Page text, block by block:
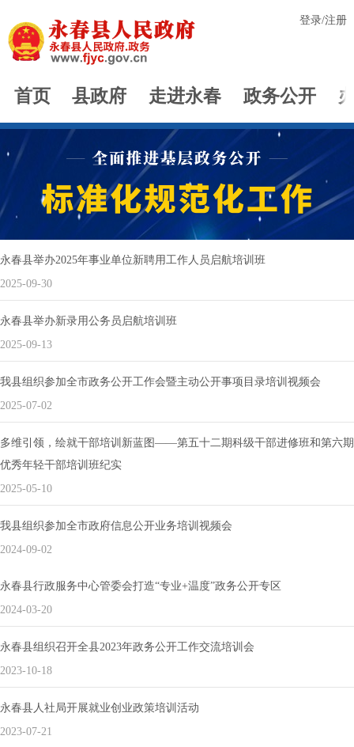
登录/注册
首页 县政府 走进永春 政务公开
2025-09-30
永春县举办2025年事业单位新聘用工作人员启航培训班
2025-09-13
永春县举办新录用公务员启航培训班
2025-07-02
我县组织参加全市政务公开工作会暨主动公开事项目录培训视频会
2025-05-10
多维引领，绘就干部培训新蓝图——第五十二期科级干部进修班和第六期
优秀年轻干部培训班纪实
2024-09-02
我县组织参加全市政府信息公开业务培训视频会
2024-03-20
永春县行政服务中心管委会打造“专业+温度”政务公开专区
2023-10-18
永春县组织召开全县2023年政务公开工作交流培训会
2023-07-21
永春县人社局开展就业创业政策培训活动